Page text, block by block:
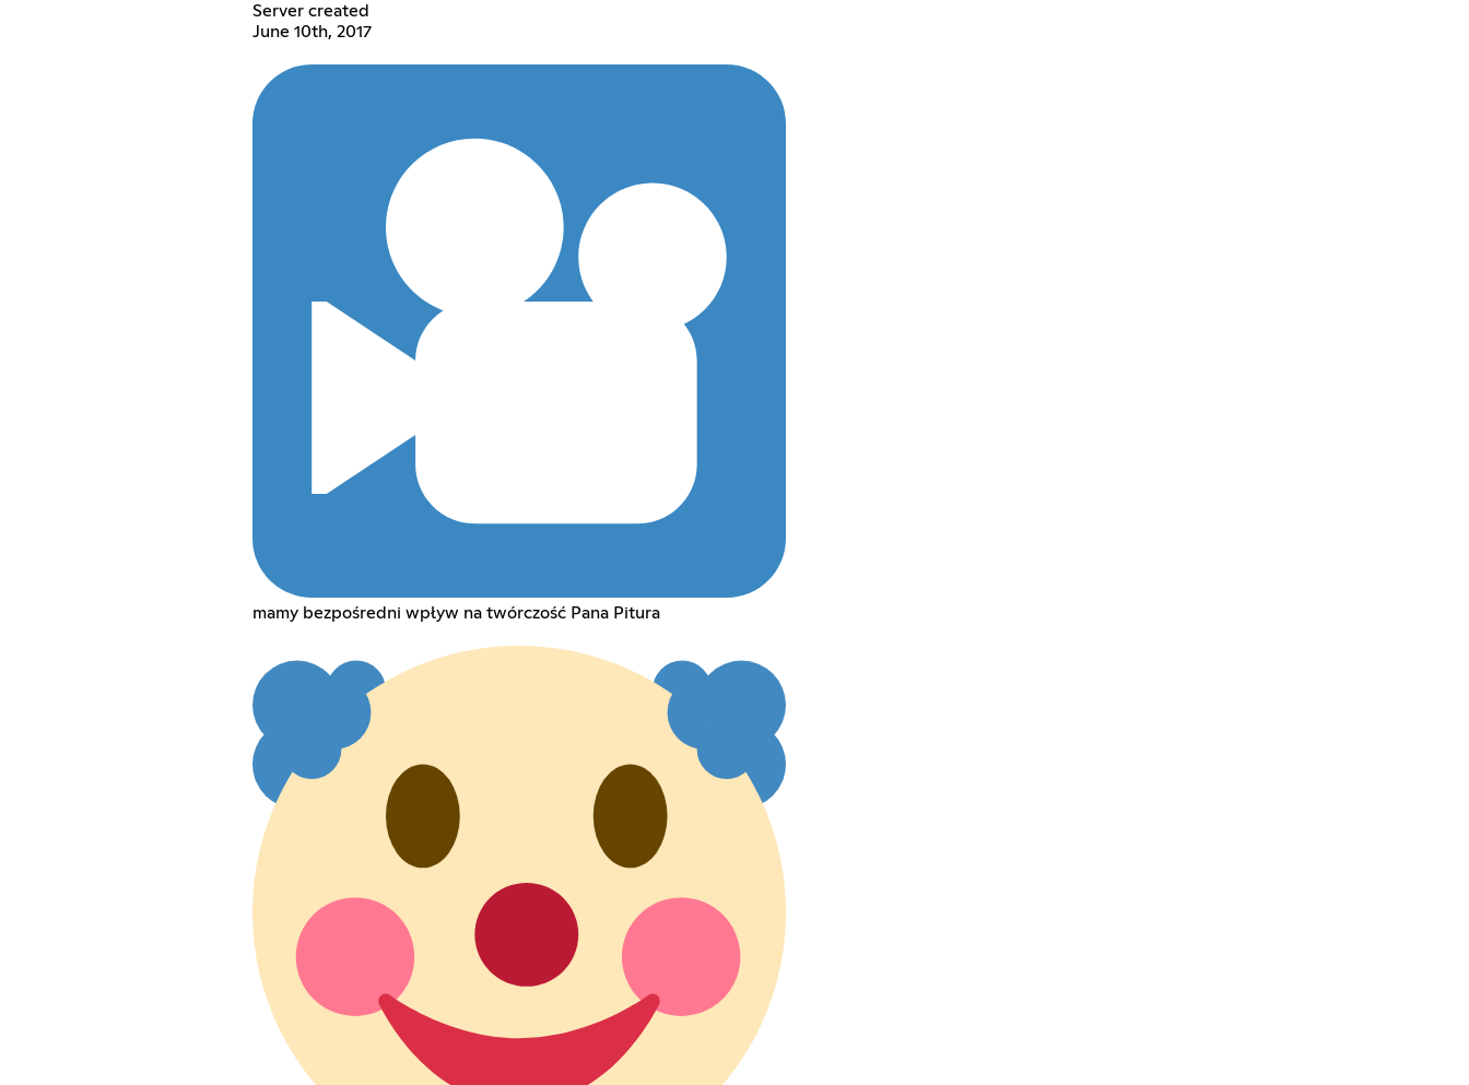
Server created
June 10th, 2017
mamy bezpośredni wpływ na twórczość Pana Pitura